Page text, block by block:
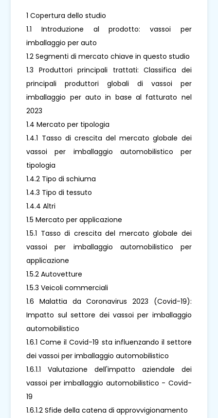
1 Copertura dello studio
1.1 Introduzione al prodotto: vassoi per
imballaggio per auto
1.2 Segmenti di mercato chiave in questo studio
1.3 Produttori principali trattati: Classifica dei
principali produttori globali di vassoi per
imballaggio per auto in base al fatturato nel
2023
1.4 Mercato per tipologia
1.4.1 Tasso di crescita del mercato globale dei
vassoi per imballaggio automobilistico per
tipologia
1.4.2 Tipo di schiuma
1.4.3 Tipo di tessuto
1.4.4 Altri
1.5 Mercato per applicazione
1.5.1 Tasso di crescita del mercato globale dei
vassoi per imballaggio automobilistico per
applicazione
1.5.2 Autovetture
1.5.3 Veicoli commerciali
1.6 Malattia da Coronavirus 2023 (Covid-19):
Impatto sul settore dei vassoi per imballaggio
automobilistico
1.6.1 Come il Covid-19 sta influenzando il settore
dei vassoi per imballaggio automobilistico
1.6.1.1 Valutazione dell'impatto aziendale dei
vassoi per imballaggio automobilistico - Covid-
19
1.6.1.2 Sfide della catena di approvvigionamento